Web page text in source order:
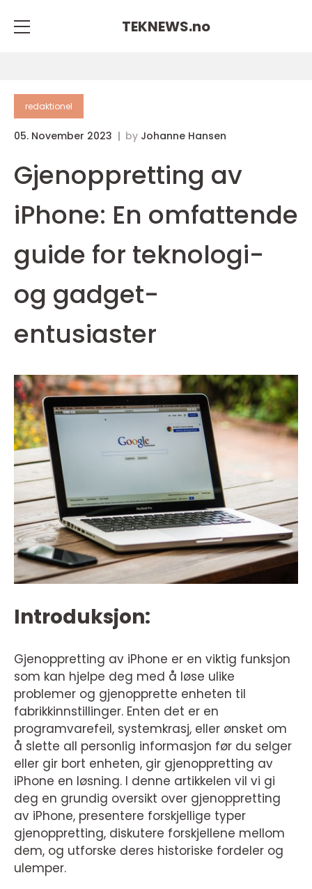
TEKNEWS.no
redaktionel
05. November 2023 by Johanne Hansen
Gjenoppretting av
iPhone: En omfattende
guide for teknologi-
og gadget-
entusiaster
Introduksjon:
Gjenoppretting av iPhone er en viktig funksjon
som kan hjelpe deg med å løse ulike
problemer og gjenopprette enheten til
fabrikkinnstillinger. Enten det er en
programvarefeil, systemkrasj, eller ønsket om
å slette all personlig informasjon før du selger
eller gir bort enheten, gir gjenoppretting av
iPhone en løsning. I denne artikkelen vil vi gi
deg en grundig oversikt over gjenoppretting
av iPhone, presentere forskjellige typer
gjenoppretting, diskutere forskjellene mellom
dem, og utforske deres historiske fordeler og
ulemper.